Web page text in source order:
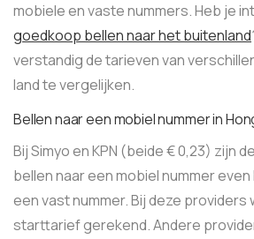
mobiele en vaste nummers. Heb je
goedkoop bellen naar het buitenland
verstandig de tarieven van
land te vergelijken.
Bellen naar een mobiel nummer in
Bij Simyo en KPN (beide € 0,23) zijn
bellen naar een mobiel nummer
een vast nummer. Bij deze
starttarief gerekend. Andere